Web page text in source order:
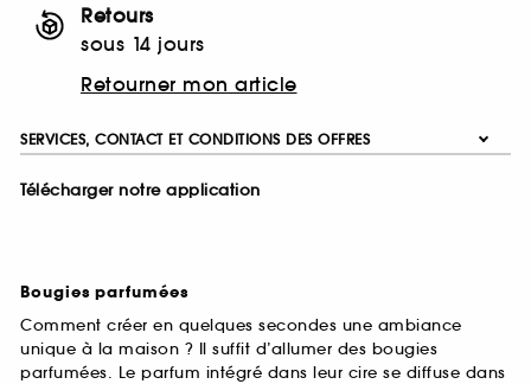
Retours
sous 14 jours
Retourner mon article
SERVICES, CONTACT ET CONDITIONS DES OFFRES
Télécharger notre application
Bougies parfumées
Comment créer en quelques secondes une ambiance
unique à la maison ? Il suffit d’allumer des bougies
parfumées. Le parfum intégré dans leur cire se diffuse dans